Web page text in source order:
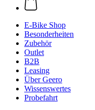
E-Bike Shop
Besonderheiten
Zubehör
Outlet
B2B
Leasing
Über Geero
Wissenswertes
Probefahrt